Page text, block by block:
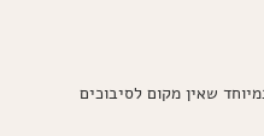
שאין מקום לסיבוכים